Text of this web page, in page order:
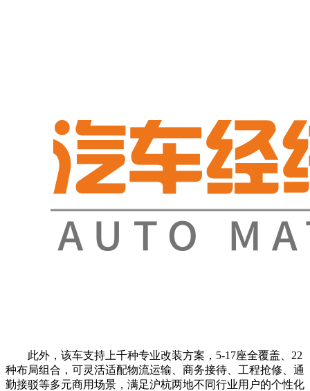
此外，该车支持上千种专业改装方案，5-17座全覆盖、22
种布局组合，可灵活适配物流运输、商务接待、工程抢修、通
勤接驳等多元商用场景，满足沪杭两地不同行业用户的个性化